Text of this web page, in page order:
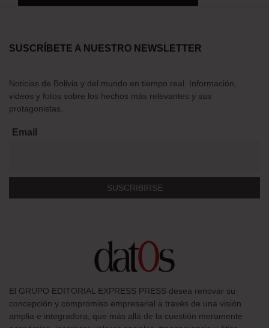
SUSCRÍBETE A NUESTRO NEWSLETTER
Noticias de Bolivia y del mundo en tiempo real. Información,
videos y fotos sobre los hechos más relevantes y sus
protagonistas.
Email
El GRUPO EDITORIAL EXPRESS PRESS desea renovar su
concepción y compromiso empresarial a través de una visión
amplia e integradora, que más allá de la cuestión meramente